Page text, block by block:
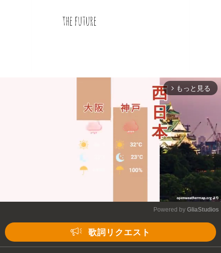
arrow_forward_ios もっと見る
Powered by GliaStudios
歌詞リクエスト